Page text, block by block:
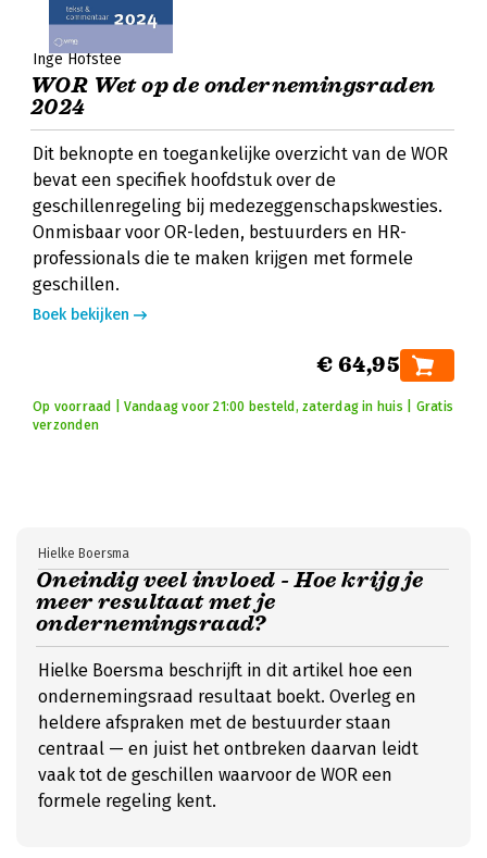
Inge Hofstee
WOR Wet op de ondernemingsraden
2024
Dit beknopte en toegankelijke overzicht van de WOR
bevat een specifiek hoofdstuk over de
geschillenregeling bij medezeggenschapskwesties.
Onmisbaar voor OR-leden, bestuurders en HR-
professionals die te maken krijgen met formele
geschillen.
Boek bekijken
€ 64,95
Op voorraad | Vandaag voor 21:00 besteld, zaterdag in huis | Gratis
verzonden
Oneindig veel invloed - Hoe krijg je
meer resultaat met je
ondernemingsraad?
Hielke Boersma
Hielke Boersma beschrijft in dit artikel hoe een
ondernemingsraad resultaat boekt. Overleg en
heldere afspraken met de bestuurder staan
centraal — en juist het ontbreken daarvan leidt
vaak tot de geschillen waarvoor de WOR een
formele regeling kent.